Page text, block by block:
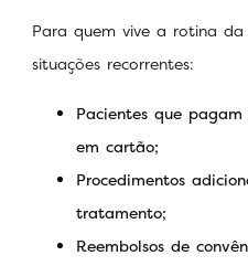
Para quem vive a rotina da
situações recorrentes:
Pacientes que
em cartão;
Procedimentos
tratamento;
Reembolsos de